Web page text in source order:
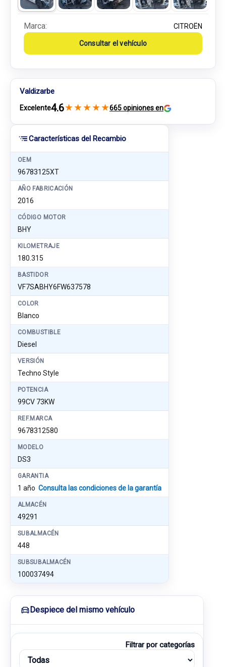
Características del Recambio
OEM
96783125XT
AÑO FABRICACIÓN
2016
CÓDIGO MOTOR
BHY
KILOMETRAJE
180.315
BASTIDOR
VF7SABHY6FW637578
COLOR
Blanco
COMBUSTIBLE
Diesel
VERSIÓN
Techno Style
POTENCIA
99CV 73KW
REF.MARCA
9678312580
MODELO
DS3
GARANTIA
1 año Consulta las condiciones de la garantía
ALMACÉN
49291
SUBALMACÉN
448
SUBSUBALMACÉN
100037494
Marca: CITROËN
Consultar el vehículo
Valdizarbe
Excelente4.6★ ★ ★ ★ ★665 opiniones en
Despiece del mismo vehículo
Filtrar por categorías